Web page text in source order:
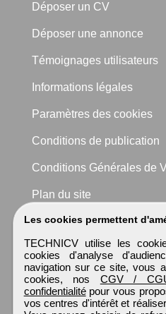
Les cookies permettent
TECHNICV utilise les
cookies d'analyse
navigation sur ce site, vous
cookies, nos CGV /
confidentialitépour vous
vos centres d'intérêt et
Déposer un CV
Déposer une annonce
Témoignages utilisateurs
Informations légales
Paramètres des cookies
Conditions de publication
Conditions Générales de
Plan du site